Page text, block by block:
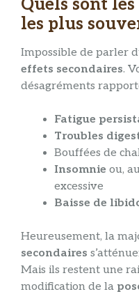
Quels sont
les plus
Impossible de parler
effets secondaires.
désagréments
Fatigue
Troubles
Bouffées de
Insomnie ou,
excessive
Baisse de
Heureusement, la
secondaires
Mais ils restent une
modification de la